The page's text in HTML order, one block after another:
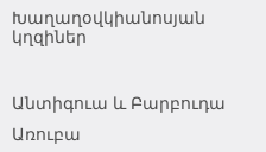
Խաղաղօվկիանոսյան
կղզիներ
Անտիգուա և Բարբուդա
Առուբա